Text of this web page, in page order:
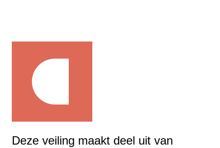
Deze veiling maakt deel uit van